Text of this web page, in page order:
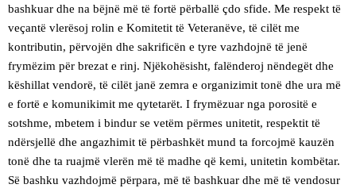
bashkuar dhe na bëjnë më të fortë përballë çdo sfide. Me respekt të
veçantë vlerësoj rolin e Komitetit të Veteranëve, të cilët me
kontributin, përvojën dhe sakrificën e tyre vazhdojnë të jenë
frymëzim për brezat e rinj. Njëkohësisht, falënderoj nëndegët dhe
këshillat vendorë, të cilët janë zemra e organizimit tonë dhe ura më
e fortë e komunikimit me qytetarët. I frymëzuar nga porositë e
sotshme, mbetem i bindur se vetëm përmes unitetit, respektit të
ndërsjellë dhe angazhimit të përbashkët mund ta forcojmë kauzën
tonë dhe ta ruajmë vlerën më të madhe që kemi, unitetin kombëtar.
Së bashku vazhdojmë përpara, më të bashkuar dhe më të vendosur